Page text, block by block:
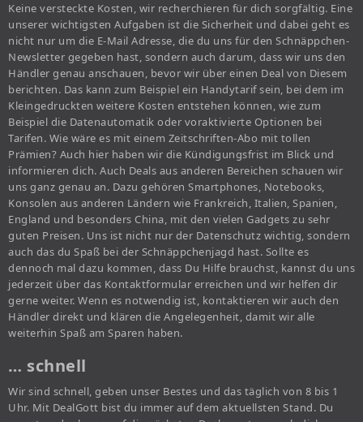
Keine versteckte Kosten, wir recherchieren für dich sorgfältig. Eine
unserer wichtigsten Aufgaben ist die Sicherheit und dabei geht es
nicht nur um die E-Mail Adresse, die du uns für den Schnäppchen-
Newsletter gegeben hast, sondern auch darum, dass wir uns den
Händler genau anschauen, bevor wir über einen Deal von Diesem
berichten. Das kann zum Beispiel ein Handytarif sein, bei dem im
Kleingedruckten weitere Kosten entstehen können, wie zum
Beispiel die Datenautomatik oder voraktivierte Optionen bei
Tarifen. Wie wäre es mit einem Zeitschriften-Abo mit tollen
Prämien? Auch hier haben wir die Kündigungsfrist im Blick und
informieren dich. Auch Deals aus anderen Bereichen schauen wir
uns ganz genau an. Dazu gehören Smartphones, Notebooks,
Konsolen aus anderen Ländern wie Frankreich, Italien, Spanien,
England und besonders China, mit den vielen Gadgets zu sehr
guten Preisen. Uns ist nicht nur der Datenschutz wichtig, sondern
auch das du Spaß bei der Schnäppchenjagd hast. Sollte es
dennoch mal dazu kommen, dass Du Hilfe brauchst, kannst du uns
jederzeit über das Kontaktformular erreichen und wir helfen dir
gerne weiter. Wenn es notwendig ist, kontaktieren wir auch den
Händler direkt und klären die Angelegenheit, damit wir alle
weiterhin Spaß am Sparen haben.
… schnell
Wir sind schnell, geben unser Bestes und das täglich von 8 bis 1
Uhr. Mit DealGott bist du immer auf dem aktuellsten Stand. Du